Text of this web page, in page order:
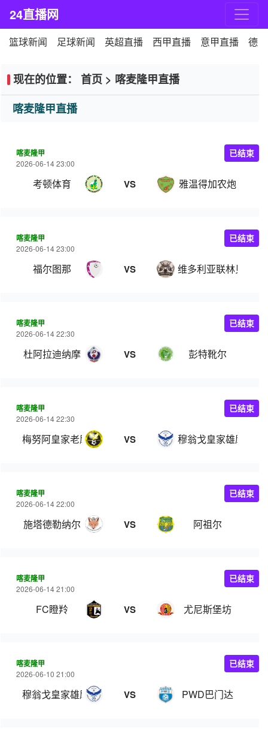
24直播网
篮球新闻 足球新闻 英超直播 西甲直播 意甲直播 德
现在的位置： 首页 > 喀麦隆甲直播
喀麦隆甲直播
喀麦隆甲
2026-06-14 23:00
考顿体育 VS 雅温得加农炮
已结束
喀麦隆甲
2026-06-14 23:00
福尔图那 VS 维多利亚联林贝
已结束
喀麦隆甲
2026-06-14 22:30
杜阿拉迪纳摩 VS 彭特靴尔
已结束
喀麦隆甲
2026-06-14 22:30
梅努阿皇家老鹰 VS 穆翁戈皇家雄鹰
已结束
喀麦隆甲
2026-06-14 22:00
施塔德勒纳尔 VS 阿祖尔
已结束
喀麦隆甲
2026-06-14 21:00
FC瞪羚 VS 尤尼斯堡坊
已结束
喀麦隆甲
2026-06-10 21:00
穆翁戈皇家雄鹰 VS PWD巴门达
已结束